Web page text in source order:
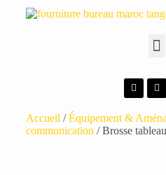
Accueil /Équipement &
communication / Brosse